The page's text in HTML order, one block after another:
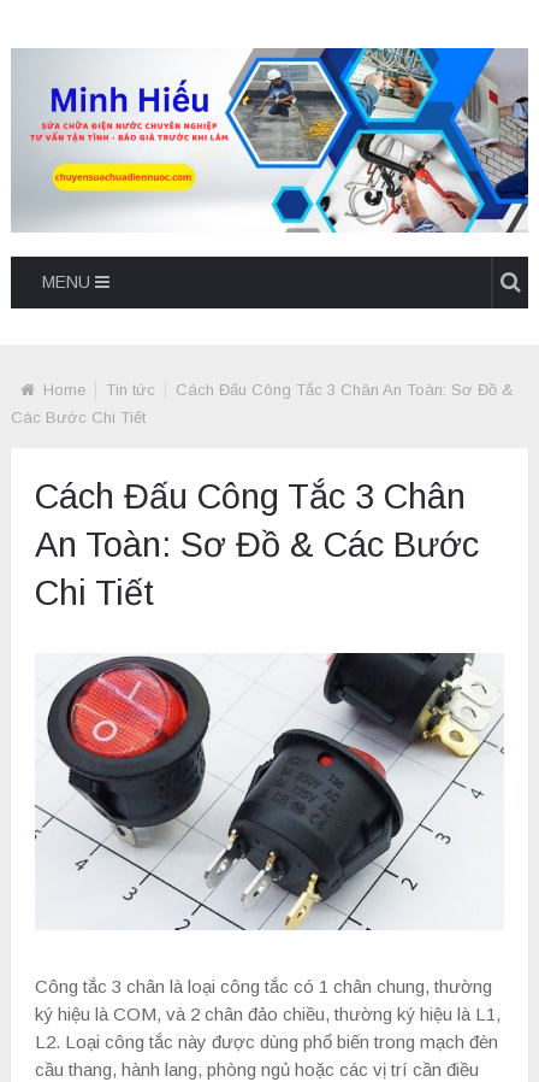
MENU
Home Tin tức
Cách Đấu Công Tắc 3 Chân An Toàn: Sơ Đồ &
Các Bước Chi Tiết
Cách Đấu Công Tắc 3 Chân
An Toàn: Sơ Đồ & Các Bước
Chi Tiết
Công tắc 3 chân là loại công tắc có 1 chân chung, thường
ký hiệu là COM, và 2 chân đảo chiều, thường ký hiệu là L1,
L2. Loại công tắc này được dùng phổ biến trong mạch đèn
cầu thang, hành lang, phòng ngủ hoặc các vị trí cần điều